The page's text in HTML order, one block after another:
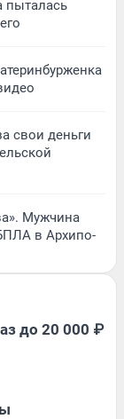
пыталась
свои деньги
Мужчина
в Архипо-
до 20 000 ₽